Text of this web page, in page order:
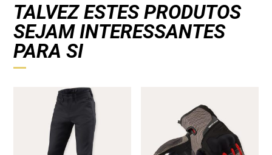
TALVEZ ESTES PRODUTOS
SEJAM INTERESSANTES
PARA SI